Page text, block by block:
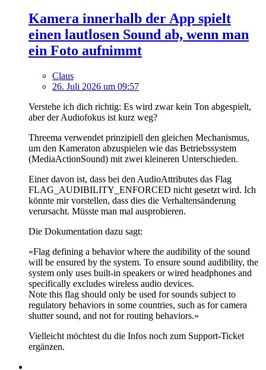
Kamera innerhalb der App spielt
einen lautlosen Sound ab, wenn man
ein Foto aufnimmt
Claus
26. Juli 2026 um 09:57
Verstehe ich dich richtig: Es wird zwar kein Ton abgespielt,
aber der Audiofokus ist kurz weg?
Threema verwendet prinzipiell den gleichen Mechanismus,
um den Kameraton abzuspielen wie das Betriebssystem
(MediaActionSound) mit zwei kleineren Unterschieden.
Einer davon ist, dass bei den AudioAttributes das Flag
FLAG_AUDIBILITY_ENFORCED nicht gesetzt wird. Ich
könnte mir vorstellen, dass dies die Verhaltensänderung
verursacht. Müsste man mal ausprobieren.
Die Dokumentation dazu sagt:
«Flag defining a behavior where the audibility of the sound
will be ensured by the system. To ensure sound audibility, the
system only uses built-in speakers or wired headphones and
specifically excludes wireless audio devices.
Note this flag should only be used for sounds subject to
regulatory behaviors in some countries, such as for camera
shutter sound, and not for routing behaviors.»
Vielleicht möchtest du die Infos noch zum Support-Ticket
ergänzen.